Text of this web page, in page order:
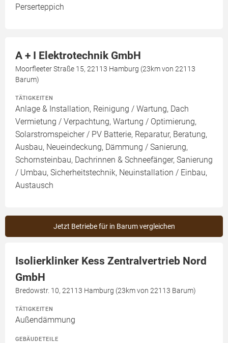
Perserteppich
A + I Elektrotechnik GmbH
Moorfleeter Straße 15, 22113 Hamburg (23km von 22113
Barum)
TÄTIGKEITEN
Anlage & Installation, Reinigung / Wartung, Dach
Vermietung / Verpachtung, Wartung / Optimierung,
Solarstromspeicher / PV Batterie, Reparatur, Beratung,
Ausbau, Neueindeckung, Dämmung / Sanierung,
Schornsteinbau, Dachrinnen & Schneefänger, Sanierung
/ Umbau, Sicherheitstechnik, Neuinstallation / Einbau,
Austausch
Jetzt Betriebe für in Barum vergleichen
Isolierklinker Kess Zentralvertrieb Nord
GmbH
Bredowstr. 10, 22113 Hamburg (23km von 22113 Barum)
TÄTIGKEITEN
Außendämmung
GEBÄUDETEILE